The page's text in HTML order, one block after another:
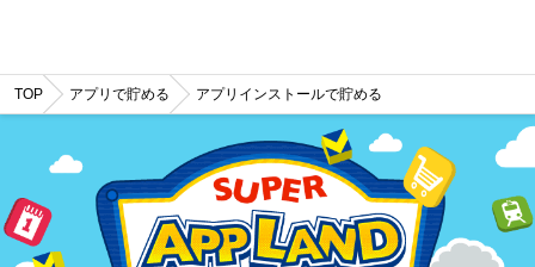
TOP アプリで貯める アプリインストールで貯める